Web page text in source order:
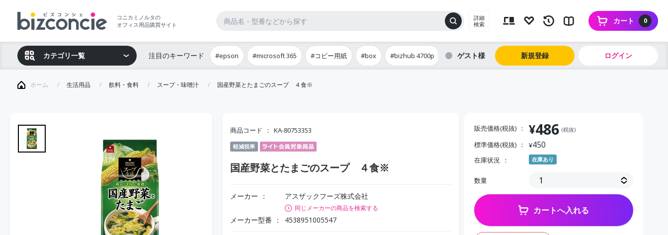
コニカミノルタの
オフィス用品購買サイト
詳細
検索
0
カート
カテゴリ一覧 注目のキーワード #epson #microsoft 365 #コピー用紙 #box #bizhub 4700p ゲスト 新規登録 ログイン
ホーム 生活用品 飲料・食料 スープ・味噌汁 国産野菜とたまごのスープ ４食※
商品コード KA-80753353
軽減税率
国産野菜とたまごのスープ ４食※
メーカー アスザックフーズ株式会社
同じメーカーの商品を検索する
メーカー型番 4538951005547
販売価格(税抜) ¥486 (税抜)
標準価格(税抜) ¥450
在庫状況 在庫あり
数量
カートへ入れる